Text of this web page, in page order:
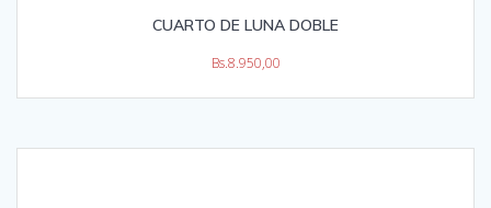
CUARTO DE LUNA DOBLE
Bs.8.950,00